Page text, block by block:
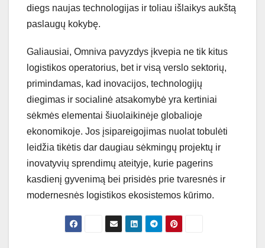
diegs naujas technologijas ir toliau išlaikys aukštą
paslaugų kokybę.
Galiausiai, Omniva pavyzdys įkvepia ne tik kitus
logistikos operatorius, bet ir visą verslo sektorių,
primindamas, kad inovacijos, technologijų
diegimas ir socialinė atsakomybė yra kertiniai
sėkmės elementai šiuolaikinėje globalioje
ekonomikoje. Jos įsipareigojimas nuolat tobulėti
leidžia tikėtis dar daugiau sėkmingų projektų ir
inovatyvių sprendimų ateityje, kurie pagerins
kasdienį gyvenimą bei prisidės prie tvaresnės ir
modernesnės logistikos ekosistemos kūrimo.